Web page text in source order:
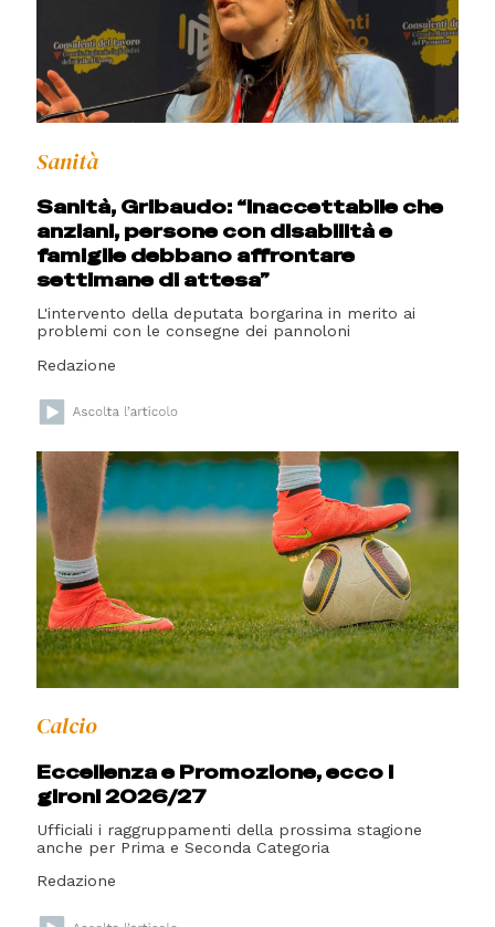
Sanità
Sanità, Gribaudo: “Inaccettabile che
anziani, persone con disabilità e
famiglie debbano affrontare
settimane di attesa”
L'intervento della deputata borgarina in merito ai
problemi con le consegne dei pannoloni
Redazione
Calcio
Eccellenza e Promozione, ecco i
gironi 2026/27
Ufficiali i raggruppamenti della prossima stagione
anche per Prima e Seconda Categoria
Redazione